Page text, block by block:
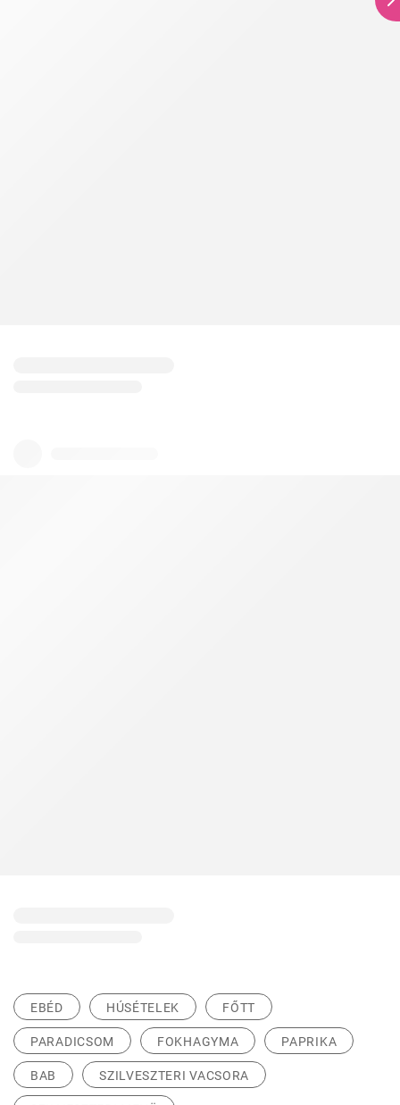
EBÉD HÚSÉTELEK FŐTT
PARADICSOM FOKHAGYMA PAPRIKA
BAB SZILVESZTERI VACSORA